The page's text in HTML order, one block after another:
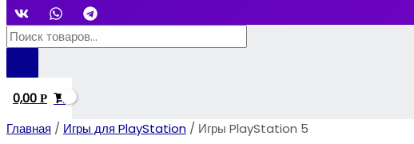
Поиск
товаров
0,00 Р
Главная / Игры для PlayStation / Игры PlayStation 5